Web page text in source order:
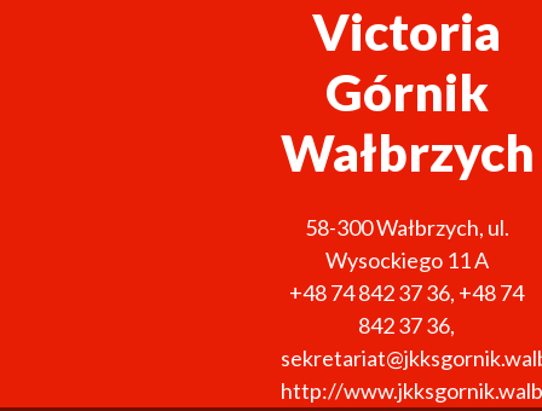
Victoria
Górnik
Wałbrzych
58-300Wałbrzych, ul.
Wysockiego 11 A
+48 74 842 37 36, +48 74
842 37 36,
http://